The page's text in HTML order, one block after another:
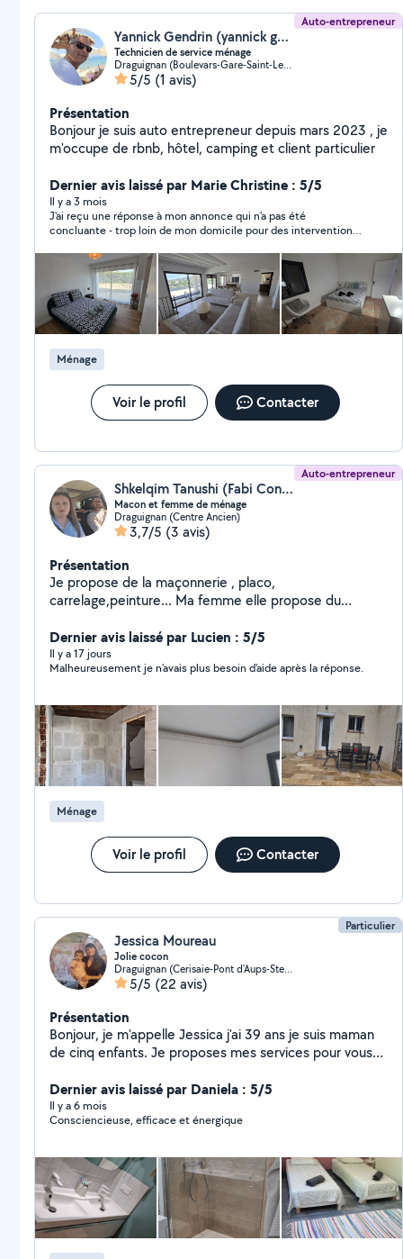
Auto-entrepreneur
Yannick Gendrin (yannick gendrin)
Technicien de service ménage
Draguignan (Boulevars-Gare-Saint-Leger-Chabrand)
5/5 (1 avis)
Présentation
Bonjour je suis auto entrepreneur depuis mars 2023 , je
m'occupe de rbnb, hôtel, camping et client particulier
Dernier avis laissé par Marie Christine : 5/5
Il y a 3 mois
J'ai reçu une réponse à mon annonce qui n'a pas été
concluante - trop loin de mon domicile pour des interventions
Ménage
Voir le profil Contacter
Auto-entrepreneur
Shkelqim Tanushi (Fabi Construction)
Macon et femme de ménage
Draguignan (Centre Ancien)
3,7/5 (3 avis)
Présentation
Je propose de la maçonnerie , placo,
carrelage,peinture... Ma femme elle propose du
Dernier avis laissé par Lucien : 5/5
Il y a 17 jours
Malheureusement je n'avais plus besoin d'aide après la réponse.
Ménage
Voir le profil Contacter
Particulier
Jessica Moureau
Jolie cocon
Draguignan (Cerisaie-Pont d'Aups-Ste Cile-Beaussaret)
5/5 (22 avis)
Présentation
Bonjour, je m'appelle Jessica j'ai 39 ans je suis maman
de cinq enfants. Je proposes mes services pour vous
organisations, repas, gardes enfants, ect... Je suis
minutieuse dans mon travail je prend le temps de faire
les choses bien, je suis discrète et bien organisée, mes
ménager. Je peux également vous aider dans vos
organisations pour vos événements: ( anniversaire,
baptême, mariage, faire-part, ect...) J'ai du matériel en
location, décoration sur demande. Je possède le
brevet de premier secour. CAP petite enfance. CAP
de vente. 10 ans en hôtellerie, restauration, bar. 12 ans
Dernier avis laissé par Daniela : 5/5
Il y a 6 mois
Consciencieuse, efficace et énergique